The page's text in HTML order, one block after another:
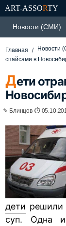
ART-ASSORTY
Новости (СМИ)
Главная Новости
спайсами в
Дети
✎ Блинцов ⏱
дети решили
суп. Одна